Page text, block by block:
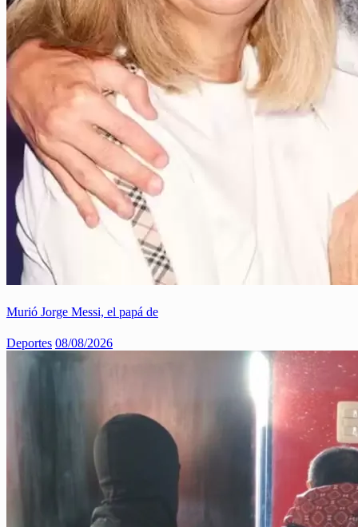
Murió Jorge Messi, el papá de
Deportes 08/08/2026